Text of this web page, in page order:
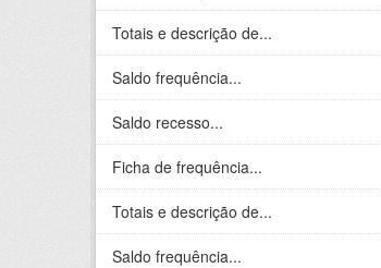
Totais e descrição de...
Saldo frequência...
Saldo recesso...
Ficha de frequência...
Totais e descrição de...
Saldo frequência...